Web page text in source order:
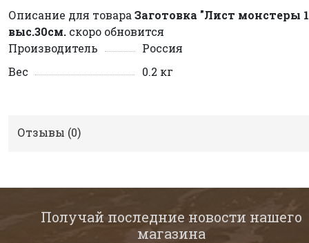
Описание для товара Заготовка "Лист монстеры
выс.30см. скоро обновится
Производитель
Россия
Вес
0.2 кг
Отзывы (0)
Получай последние новости нашего
магазина